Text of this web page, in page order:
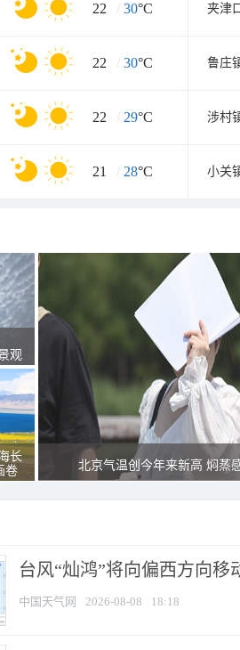
22 / 30°C 夹津
22 / 30°C 鲁庄
22 / 29°C 涉村
21 / 28°C 小关
观
长
卷
北京气温创今年来新高 焖蒸
台风“灿鸿”将向偏西方向移
中国天气网 2026-08-08 18:18